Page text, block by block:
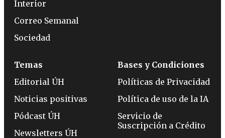
Interior
Correo Semanal
Sociedad
Temas
Editorial ÚH
Noticias positivas
Pódcast ÚH
Newsletters ÚH
Bases y Condiciones
Políticas de Privacidad
Política de uso de la IA
Servicio de
Suscripción a Crédito